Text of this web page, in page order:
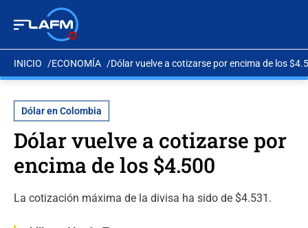
INICIO ECONOMÍA Dólar vuelve a cotizarse por encima de los
Dólar en Colombia
Dólar vuelve a cotizarse por
encima de los $4.500
La cotización máxima de la divisa ha sido de $4.531.